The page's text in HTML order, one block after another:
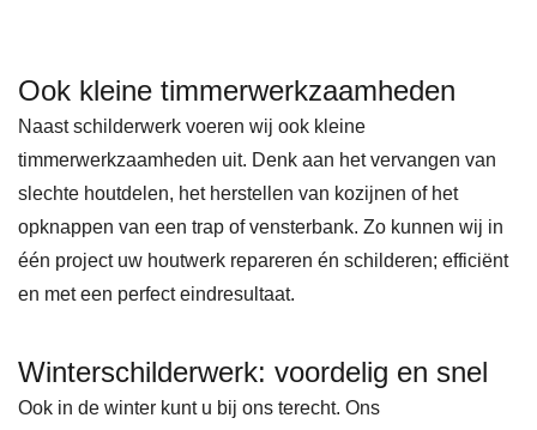
Ook kleine timmerwerkzaamheden
Naast schilderwerk voeren wij ook kleine
timmerwerkzaamheden uit. Denk aan het vervangen van
slechte houtdelen, het herstellen van kozijnen of het
opknappen van een trap of vensterbank. Zo kunnen wij in
één project uw houtwerk repareren én schilderen; efficiënt
en met een perfect eindresultaat.
Winterschilderwerk: voordelig en snel
Ook in de winter kunt u bij ons terecht. Ons